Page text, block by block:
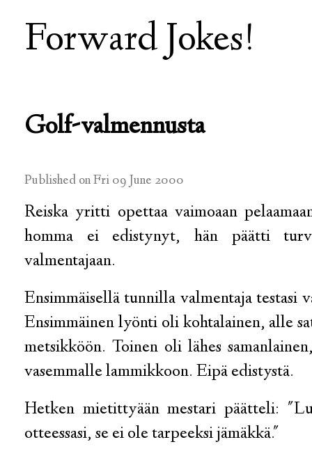
Forward Jokes!
Golf-valmennusta
Published on Fri 09 June 2000
Reiska yritti opettaa vaimoaan
homma ei edistynyt, hän päätti
valmentajaan.
Ensimmäisellä tunnilla valmentaja testasi
Ensimmäinen lyönti oli kohtalainen, alle
metsikköön. Toinen oli lähes
vasemmalle lammikkoon. Eipä edistystä.
Hetken mietittyään mestari päätteli:
otteessasi, se ei ole tarpeeksi jämäkkä."